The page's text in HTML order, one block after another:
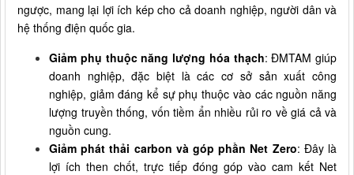
ngược, mang lại lợi ích kép cho cả doanh nghiệp, người dân và
hệ thống điện quốc gia.
Giảm phụ thuộc năng lượng hóa thạch: ĐMTAM giúp
doanh nghiệp, đặc biệt là các cơ sở sản xuất công
nghiệp, giảm đáng kể sự phụ thuộc vào các nguồn năng
lượng truyền thống, vốn tiềm ẩn nhiều rủi ro về giá cả và
nguồn cung.
Giảm phát thải carbon và góp phần Net Zero: Đây là
lợi ích then chốt, trực tiếp đóng góp vào cam kết Net